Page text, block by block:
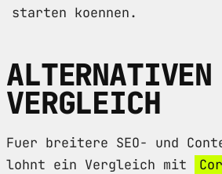
starten koennen.
VERGLEICH
Fuer breitere SEO- und
lohnt ein Vergleich mit